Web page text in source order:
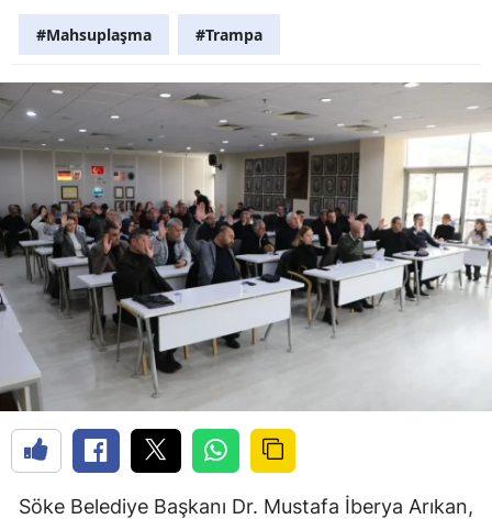
#Mahsuplaşma #Trampa
Söke Belediye Başkanı Dr. Mustafa İberya Arıkan,